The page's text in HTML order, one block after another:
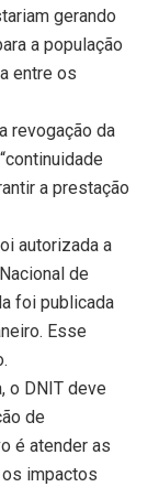
gerando
a população
entre os
revogação da
a prestação
autorizada a
de
foi publicada
Esse
o DNIT deve
de
é atender as
impactos